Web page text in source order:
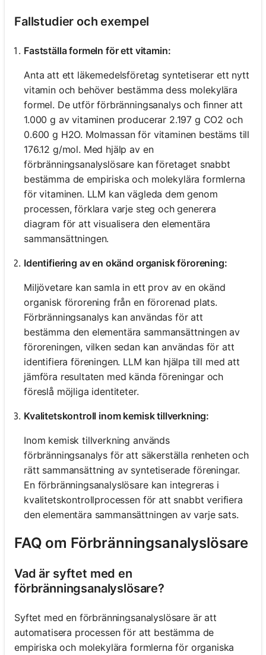
Fallstudier och exempel
Fastställa formeln för ett vitamin:
Anta att ett läkemedelsföretag syntetiserar ett nytt
vitamin och behöver bestämma dess molekylära
formel. De utför förbränningsanalys och finner att
1.000 g av vitaminen producerar 2.197 g CO2 och
0.600 g H2O. Molmassan för vitaminen bestäms till
176.12 g/mol. Med hjälp av en
förbränningsanalyslösare kan företaget snabbt
bestämma de empiriska och molekylära formlerna
för vitaminen. LLM kan vägleda dem genom
processen, förklara varje steg och generera
diagram för att visualisera den elementära
sammansättningen.
Identifiering av en okänd organisk förorening:
Miljövetare kan samla in ett prov av en okänd
organisk förorening från en förorenad plats.
Förbränningsanalys kan användas för att
bestämma den elementära sammansättningen av
föroreningen, vilken sedan kan användas för att
identifiera föreningen. LLM kan hjälpa till med att
jämföra resultaten med kända föreningar och
föreslå möjliga identiteter.
Kvalitetskontroll inom kemisk tillverkning:
Inom kemisk tillverkning används
förbränningsanalys för att säkerställa renheten och
rätt sammansättning av syntetiserade föreningar.
En förbränningsanalyslösare kan integreras i
kvalitetskontrollprocessen för att snabbt verifiera
den elementära sammansättningen av varje sats.
FAQ om Förbränningsanalyslösare
Vad är syftet med en
förbränningsanalyslösare?
Syftet med en förbränningsanalyslösare är att
automatisera processen för att bestämma de
empiriska och molekylära formlerna för organiska